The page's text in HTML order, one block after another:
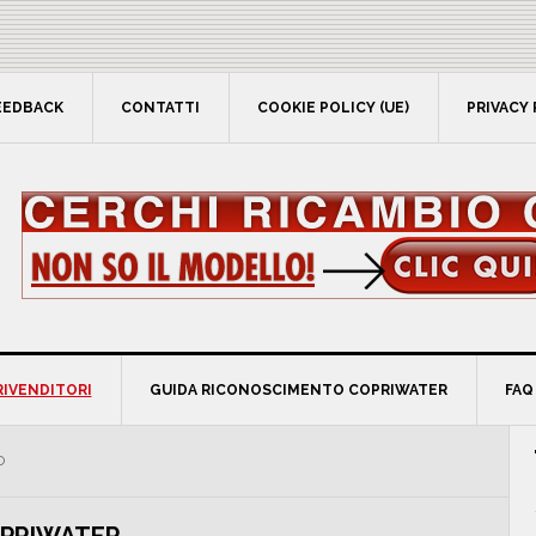
CONTATTI COOKIE POLICY (UE) PRIVACY
GUIDA RICONOSCIMENTO COPRIWATER FAQ